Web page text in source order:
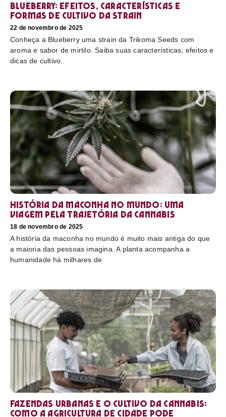
Blueberry: efeitos, características e
formas de cultivo da strain
22 de novembro de 2025
Conheça a Blueberry uma strain da Trikoma Seeds com
aroma e sabor de mirtilo. Saiba suas características, efeitos e
dicas de cultivo.
História da maconha no mundo: uma
viagem pela trajetória da cannabis
18 de novembro de 2025
A história da maconha no mundo é muito mais antiga do que
a maioria das pessoas imagina. A planta acompanha a
humanidade há milhares de
Fazendas urbanas e o cultivo da cannabis:
como a agricultura de cidade pode